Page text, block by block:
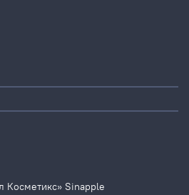
Sinapple